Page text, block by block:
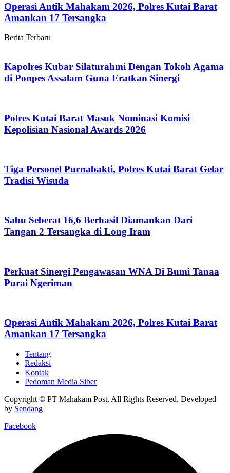
Operasi Antik Mahakam 2026, Polres Kutai Barat
Amankan 17 Tersangka
Berita Terbaru
Kapolres Kubar Silaturahmi Dengan Tokoh Agama
di Ponpes Assalam Guna Eratkan Sinergi
Polres Kutai Barat Masuk Nominasi Komisi
Kepolisian Nasional Awards 2026
Tiga Personel Purnabakti, Polres Kutai Barat Gelar
Tradisi Wisuda
Sabu Seberat 16,6 Berhasil Diamankan Dari
Tangan 2 Tersangka di Long Iram
Perkuat Sinergi Pengawasan WNA Di Bumi Tanaa
Purai Ngeriman
Operasi Antik Mahakam 2026, Polres Kutai Barat
Amankan 17 Tersangka
Tentang
Redaksi
Kontak
Pedoman Media Siber
Copyright © PT Mahakam Post, All Rights Reserved. Developed
by Sendang
Facebook